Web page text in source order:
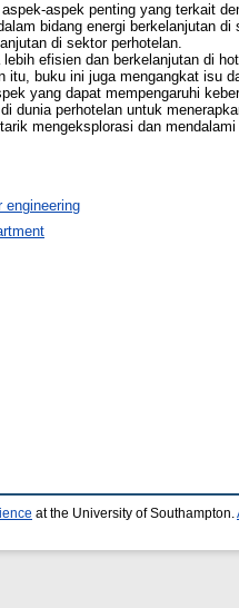
aspek penting yang terkait
bidang energi berkelanjutan
di sektor perhotelan.
efisien dan berkelanjutan di
buku ini juga mengangkat isu
yang dapat mempengaruhi
dunia perhotelan untuk
mengeksplorasi dan
engineering
at the University of Southampton.